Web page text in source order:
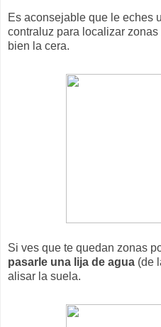
Es aconsejable que le eches
contraluz para localizar
bien la cera.
Si ves que te quedan zonas
pasarle una lija de agua (de
alisar la suela.